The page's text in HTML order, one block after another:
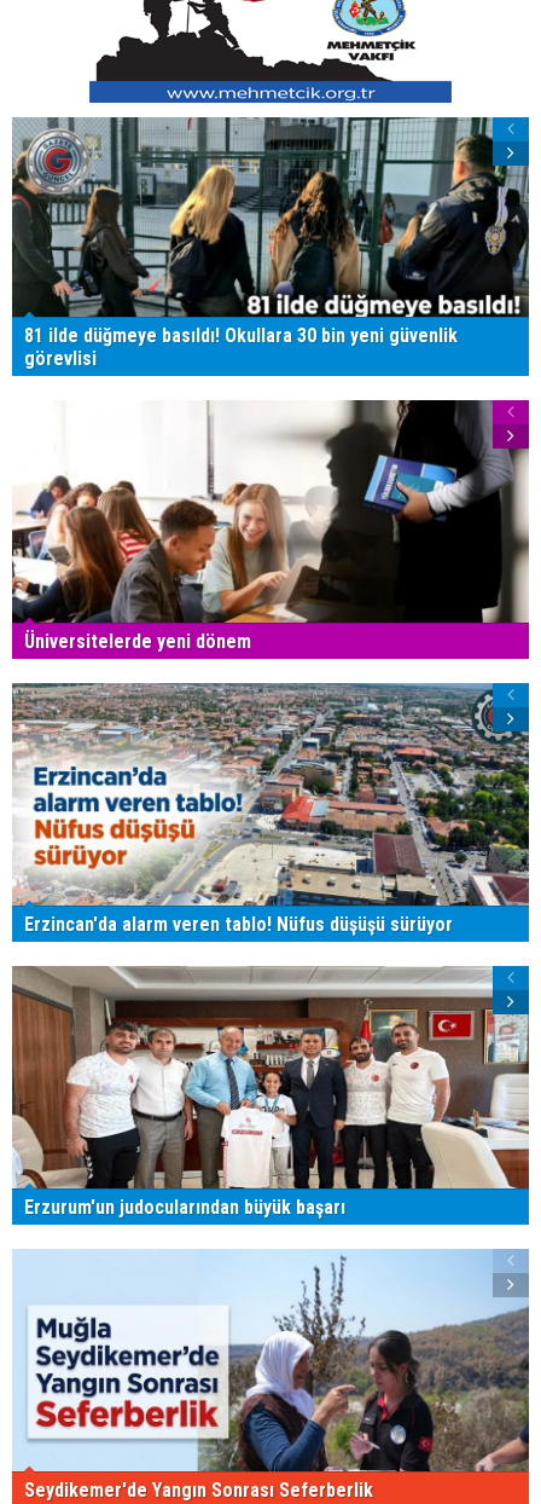
81 ilde düğmeye basıldı! Okullara 30 bin yeni güvenlik
görevlisi
Üniversitelerde yeni dönem
Erzincan'da alarm veren tablo! Nüfus düşüşü sürüyor
Erzurum'un judocularından büyük başarı
Seydikemer'de Yangın Sonrası Seferberlik